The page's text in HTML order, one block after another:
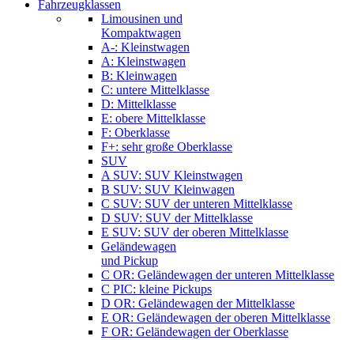
Fahrzeugklassen
Limousinen und
Kompaktwagen
A-: Kleinstwagen
A: Kleinstwagen
B: Kleinwagen
C: untere Mittelklasse
D: Mittelklasse
E: obere Mittelklasse
F: Oberklasse
F+: sehr große Oberklasse
SUV
A SUV: SUV Kleinstwagen
B SUV: SUV Kleinwagen
C SUV: SUV der unteren Mittelklasse
D SUV: SUV der Mittelklasse
E SUV: SUV der oberen Mittelklasse
Geländewagen
und Pickup
C OR: Geländewagen der unteren Mittelklasse
C PIC: kleine Pickups
D OR: Geländewagen der Mittelklasse
E OR: Geländewagen der oberen Mittelklasse
F OR: Geländewagen der Oberklasse